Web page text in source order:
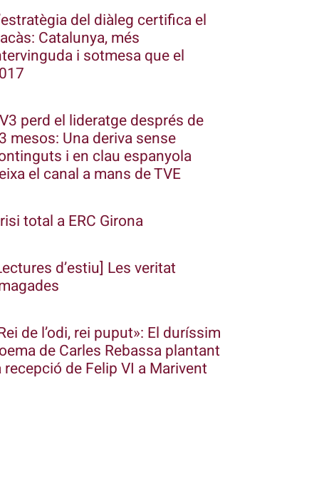
del diàleg certifica el
Catalunya, més
i sotmesa que el
perd el lideratge després de
mesos: Una deriva sense
i en clau espanyola
el canal a mans de TVE
total a ERC Girona
d’estiu] Les veritat
de l’odi, rei puput»: El duríssim
de Carles Rebassa plantant
recepció de Felip VI a Marivent